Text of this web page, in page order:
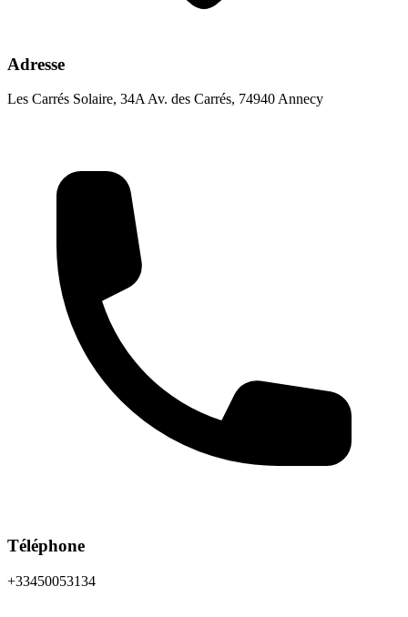
Adresse
Les Carrés Solaire, 34A Av. des Carrés, 74940 Annecy
Téléphone
+33450053134